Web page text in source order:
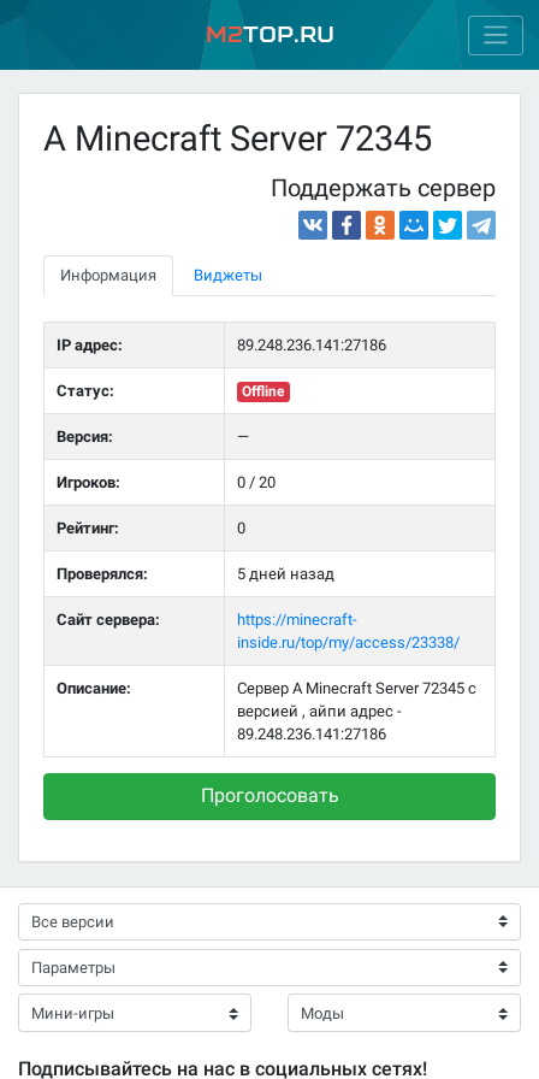
M2Top.ru
A Minecraft Server 72345
Поддержать сервер
Информация Виджеты
IP адрес: 89.248.236.141:27186
Статус: Offline
Версия: —
Игроков: 0 / 20
Рейтинг: 0
Проверялся: 5 дней назад
Сайт сервера:
https://minecraft-
inside.ru/top/my/access/23338/
Описание:
Сервер A Minecraft Server 72345 с
версией , айпи адрес -
89.248.236.141:27186
Проголосовать
Подписывайтесь на нас в социальных сетях!